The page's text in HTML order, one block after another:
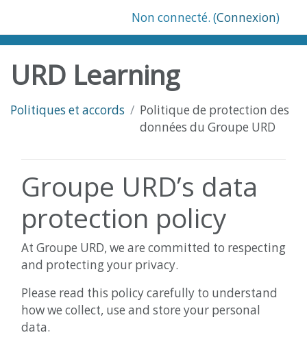
Non connecté. (Connexion)
URD Learning
Politiques et accords
Politique de protection des
données du Groupe URD
Groupe URD’s data
protection policy
At Groupe URD, we are committed to respecting
and protecting your privacy.
Please read this policy carefully to understand
how we collect, use and store your personal
data.